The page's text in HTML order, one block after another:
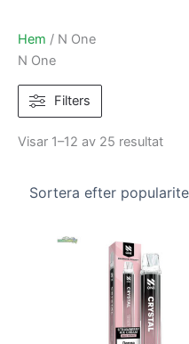
Hem / N One
N One
Filters
Visar 1–12 av 25 resultat